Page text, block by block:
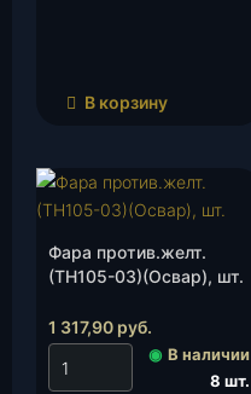
В корзину
Фара против.желт.
(ТН105-03)(Освар), шт.
1 317,90 руб.
◉ В наличии
8 шт.